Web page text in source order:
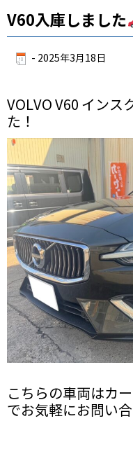
V60入庫しました
- 2025年3月18日
VOLVO V60 インス
た！
こちらの車両はカ
でお気軽にお問い